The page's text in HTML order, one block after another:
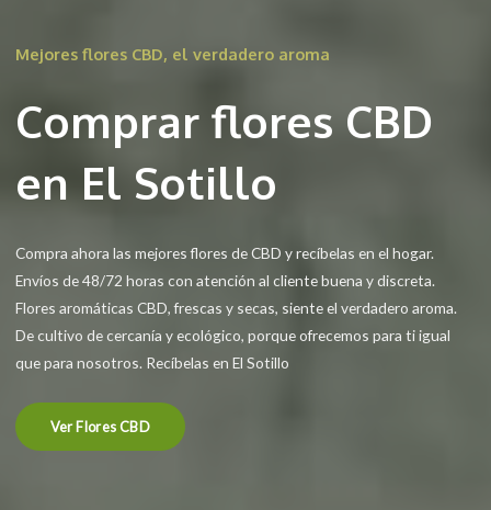
Mejores flores CBD, el verdadero aroma
Comprar flores CBD
en El Sotillo
Compra ahora las mejores flores de CBD y recíbelas en el hogar.
Envíos de 48/72 horas con atención al cliente buena y discreta.
Flores aromáticas CBD, frescas y secas, siente el verdadero aroma.
De cultivo de cercanía y ecológico, porque ofrecemos para ti igual
que para nosotros. Recíbelas en El Sotillo
Ver Flores CBD